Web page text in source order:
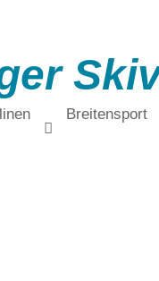
Breitensport